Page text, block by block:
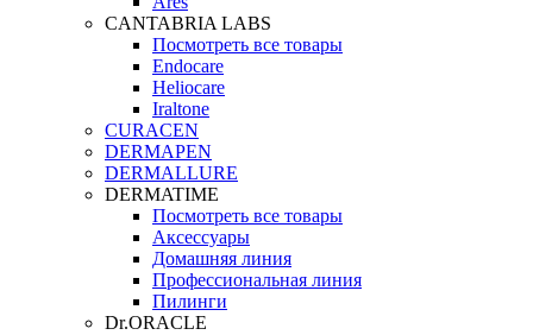
CANTABRIA LABS
Посмотреть все товары
Endocare
Heliocare
Iraltone
CURACEN
DERMAPEN
DERMALLURE
DERMATIME
Посмотреть все товары
Аксессуары
Домашняя линия
Профессиональная линия
Пилинги
Dr.ORACLE